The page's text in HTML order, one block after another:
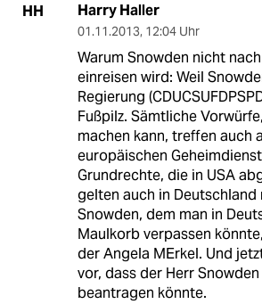
HH Harry Haller
01.11.2013, 12:04 Uhr
Warum Snowden nicht
einreisen wird: Weil
Regierung
Fußpilz. Sämtliche
machen kann, treffen auch
europäischen
Grundrechte, die in USA
gelten auch in Deutschland
Snowden, dem man in
Maulkorb verpassen
der Angela MErkel. Und
vor, dass der Herr
beantragen könnte.